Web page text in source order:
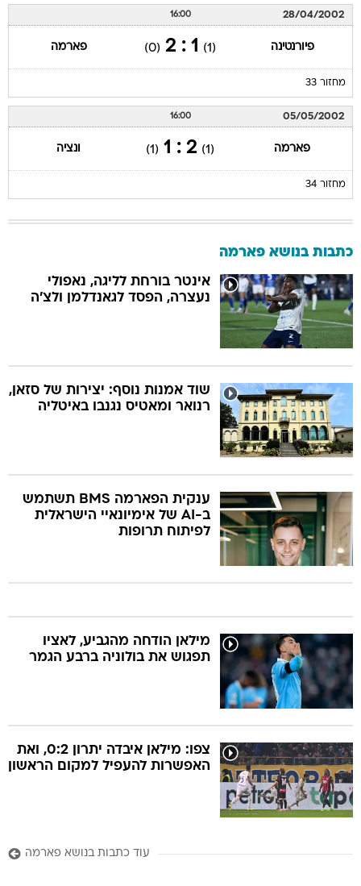
28/04/2002
16:00
פיורנטינה (1)
1 : 2
(0) פארמה
מחזור 33
05/05/2002
16:00
פארמה (1)
2 : 1
(1) ונציה
מחזור 34
כתבות בנושא פארמה
אינטר בורחת לליגה, נאפולי
נעצרה, הפסד לגאנדלמן ולצ'ה
שוד אמנות נוסף: יצירות של סזאן,
רנואר ומאטיס נגנבו באיטליה
ענקית הפארמה BMS תשתמש
ב-AI של אימיונאיי הישראלית
לפיתוח תרופות
מילאן הודחה מהגביע, לאציו
תפגוש את בולוניה ברבע הגמר
צפו: מילאן איבדה יתרון 0:2, ואת
האפשרות להעפיל למקום הראשון
עוד כתבות בנושא פארמה